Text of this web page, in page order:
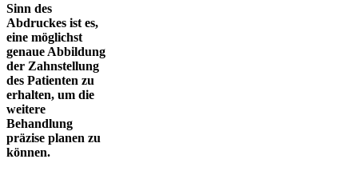
Sinn des
Abdruckes ist es,
eine möglichst
genaue Abbildung
der Zahnstellung
des Patienten zu
erhalten, um die
weitere
Behandlung
präzise planen zu
können.